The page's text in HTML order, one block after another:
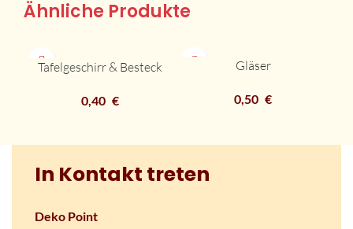
Ähnliche Produkte
Tafelgeschirr & Besteck
0,40 €
Gläser
0,50 €
In Kontakt treten
Deko Point